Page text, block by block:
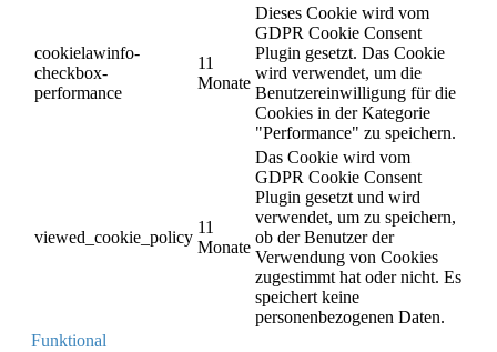
cookielawinfo-
checkbox-
performance
11
Monate
Dieses Cookie wird vom
GDPR Cookie Consent
Plugin gesetzt. Das Cookie
wird verwendet, um die
Benutzereinwilligung für die
Cookies in der Kategorie
"Performance" zu speichern.
viewed_cookie_policy
11
Monate
Das Cookie wird vom
GDPR Cookie Consent
Plugin gesetzt und wird
verwendet, um zu speichern,
ob der Benutzer der
Verwendung von Cookies
zugestimmt hat oder nicht. Es
speichert keine
personenbezogenen Daten.
Funktional